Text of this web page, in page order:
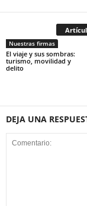
Nuestras firmas
El viaje y sus sombras:
turismo, movilidad y
delito
DEJA UNA